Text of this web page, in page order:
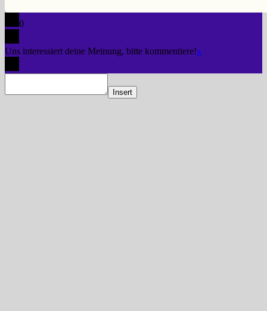
0
Uns interessiert deine Meinung, bitte kommentiere!x
Insert